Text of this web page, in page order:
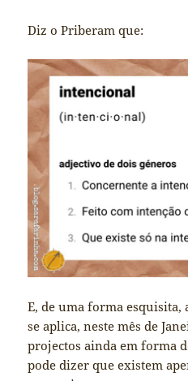
Diz o Priberam que:
E, de uma forma
se aplica, neste mês de
projectos ainda em forma
pode dizer que existem